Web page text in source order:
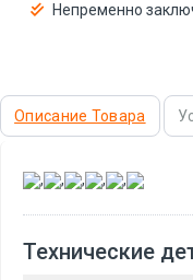
Непременно
Описание Товара
, , , , ,
Технические